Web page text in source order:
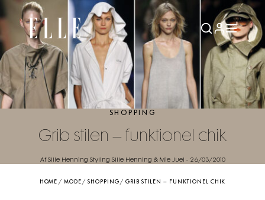
SHOPPING
Grib stilen – funktionel chik
Af Sille Henning Styling Sille Henning & Mie Juel - 26/03/2010
HOME / MODE /SHOPPING /GRIB STILEN – FUNKTIONEL CHIK